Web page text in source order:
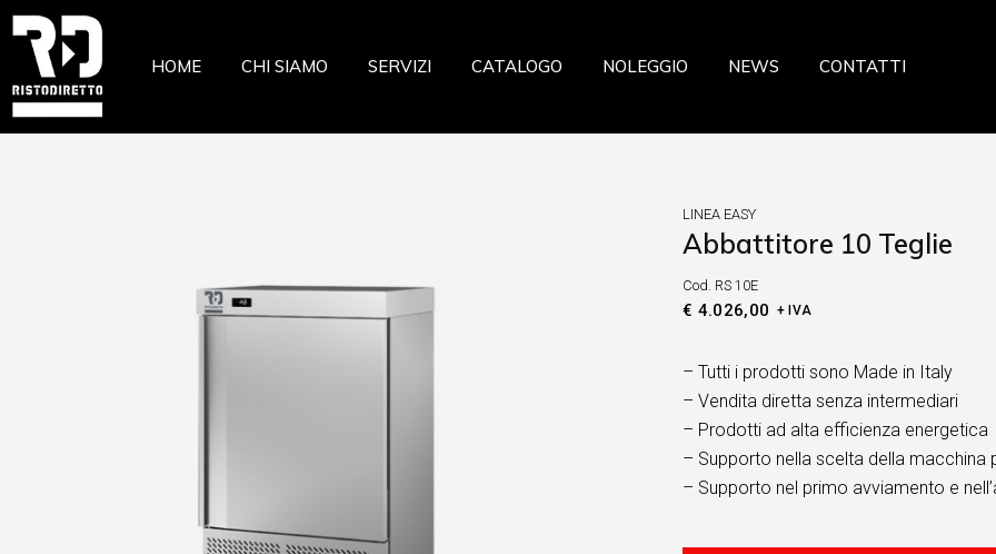
HOME CHI SIAMO SERVIZI CATALOGO NOLEGGIO NEWS CONTATTI
LINEA EASY
Abbattitore 10 Teglie
Cod. RS 10E
€ 4.026,00 + IVA
– Tutti i prodotti sono Made in Italy
– Vendita diretta senza intermediari
– Prodotti ad alta efficienza energetica
– Supporto nella scelta della macchina
– Supporto nel primo avviamento e